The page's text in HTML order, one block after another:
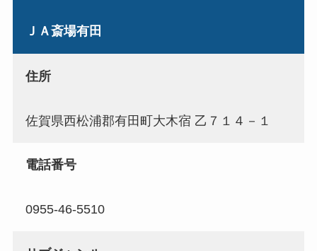
ＪＡ斎場有田
住所
佐賀県西松浦郡有田町大木宿 乙７１４－１
電話番号
0955-46-5510